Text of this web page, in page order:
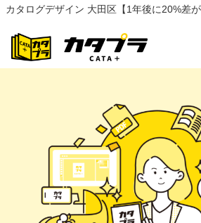
カタログデザイン 大田区【1年後に20%差